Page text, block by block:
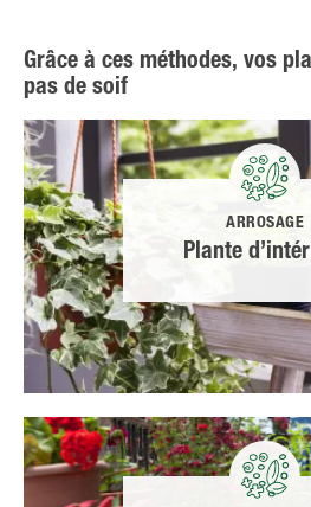
Grâce à ces méthodes, vos
pas de soif
ARROSAGE
Plante